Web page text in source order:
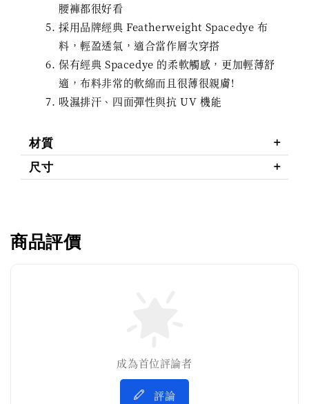
腰褲都很好看
採用品牌經典 Featherweight Spacedye 布
料，輕盈透氣，適合當作層次穿搭
保有經典 Spacedye 的柔軟觸感，更加輕薄舒
適，布料非常的軟綿而且很薄很親膚!
吸濕排汗、四面彈性與抗 UV 機能
材質
尺寸
商品評價
成為首位評論者
評論